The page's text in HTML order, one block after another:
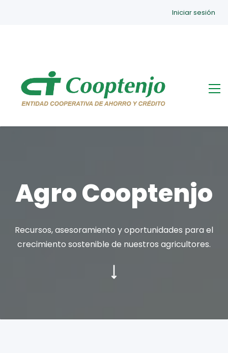
Iniciar sesión
Agro Cooptenjo
Recursos, asesoramiento y oportunidades para el
crecimiento sostenible de nuestros agricultores.